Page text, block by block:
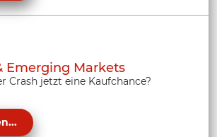
Emerging Markets
Crash jetzt eine Kaufchance?